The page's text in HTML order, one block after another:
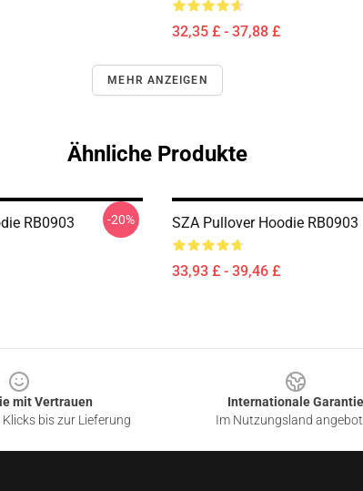
32,35 £ - 37,88 £
MEHR ANZEIGEN
Ähnliche Produkte
RB0903 -20% SZA Pullover Hoodie RB0903
33,93 £ - 39,46 £
mit Vertrauen
bis zur Lieferung
Internationale Garantie
Im Nutzungsland